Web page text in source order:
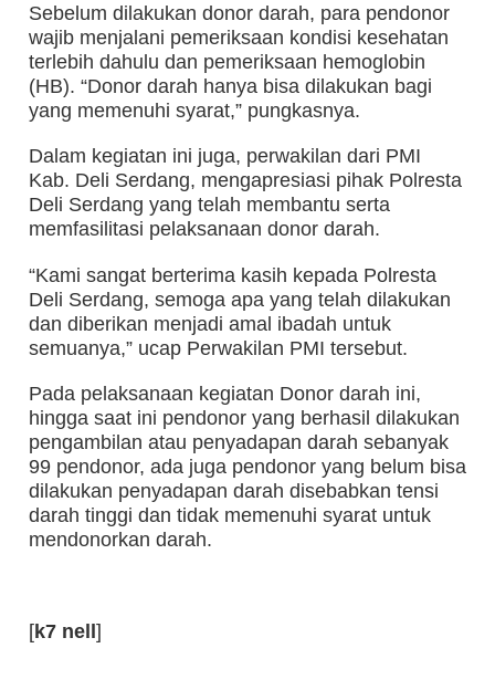
Sebelum dilakukan donor darah, para pendonor
wajib menjalani pemeriksaan kondisi kesehatan
terlebih dahulu dan pemeriksaan hemoglobin
(HB). “Donor darah hanya bisa dilakukan bagi
yang memenuhi syarat,” pungkasnya.
Dalam kegiatan ini juga, perwakilan dari PMI
Kab. Deli Serdang, mengapresiasi pihak Polresta
Deli Serdang yang telah membantu serta
memfasilitasi pelaksanaan donor darah.
“Kami sangat berterima kasih kepada Polresta
Deli Serdang, semoga apa yang telah dilakukan
dan diberikan menjadi amal ibadah untuk
semuanya,” ucap Perwakilan PMI tersebut.
Pada pelaksanaan kegiatan Donor darah ini,
hingga saat ini pendonor yang berhasil dilakukan
pengambilan atau penyadapan darah sebanyak
99 pendonor, ada juga pendonor yang belum bisa
dilakukan penyadapan darah disebabkan tensi
darah tinggi dan tidak memenuhi syarat untuk
mendonorkan darah.
[k7 nell ]